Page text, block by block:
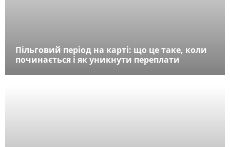
Пільговий період на карті: що це таке, коли
починається і як уникнути переплати